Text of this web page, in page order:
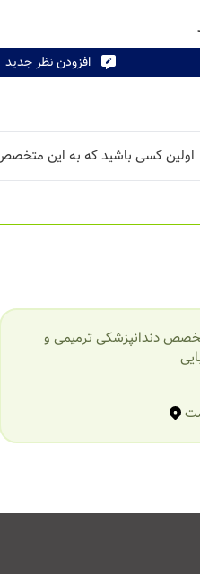
افزودن نظر جدید
اولین کسی باشید که به این
دندانپزشکی ترمیمی و